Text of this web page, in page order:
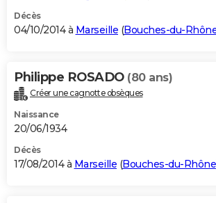
Décès
04/10/2014 à Marseille (Bouches-du-
Philippe ROSADO (80 ans)
Créer une cagnotte obsèques
Naissance
20/06/1934
Décès
17/08/2014 à Marseille (Bouches-du-Rhône